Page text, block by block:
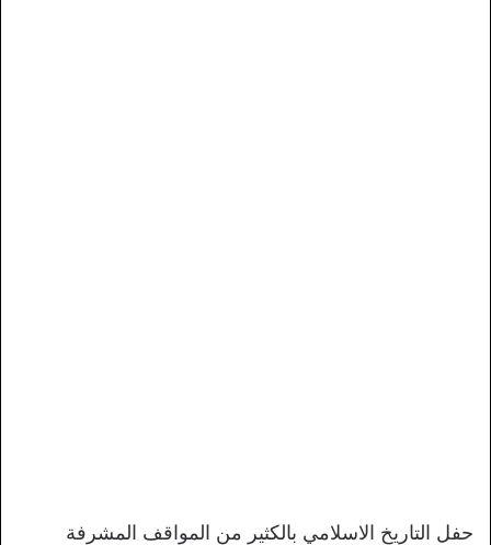
حفل التاريخ الاسلامي بالكثير من المواقف المشرفة